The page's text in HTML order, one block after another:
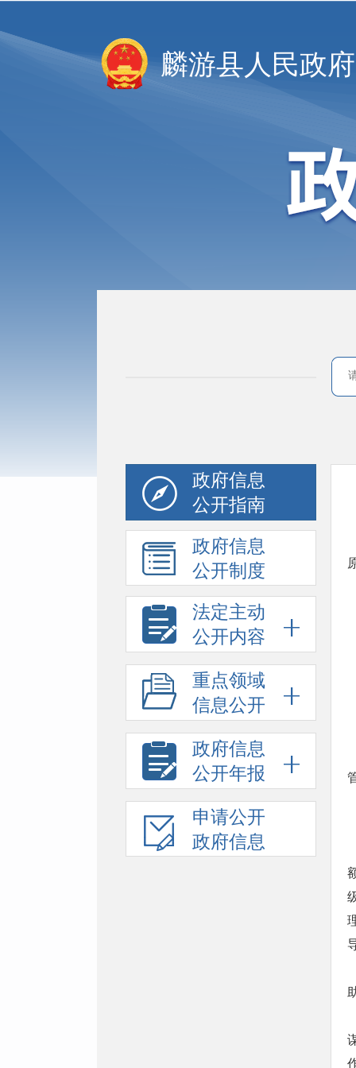
麟游县人民政府
政府信息
公开指南
政府信息
公开制度
法定主动
公开内容
重点领域
信息公开
政府信息
公开年报
申请公开
政府信息